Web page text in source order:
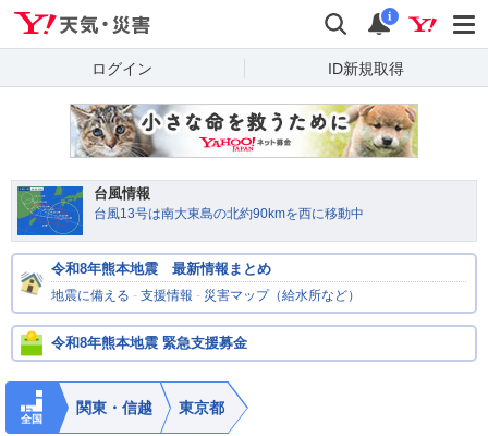
検索 通知
i
ログイン ID新規取得
台風情報
台風13号は南大東島の北約90kmを西に移動中
令和8年熊本地震 最新情報まとめ
地震に備える - 支援情報 - 災害マップ（給水所など）
令和8年熊本地震 緊急支援募金
全国
関東・信越 東京都